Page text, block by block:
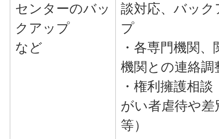
センターのバッ
クアップ
など
談対応、バック
プ
・各専門機関、
機関との連絡調
・権利擁護相談
がい者虐待や差
等）